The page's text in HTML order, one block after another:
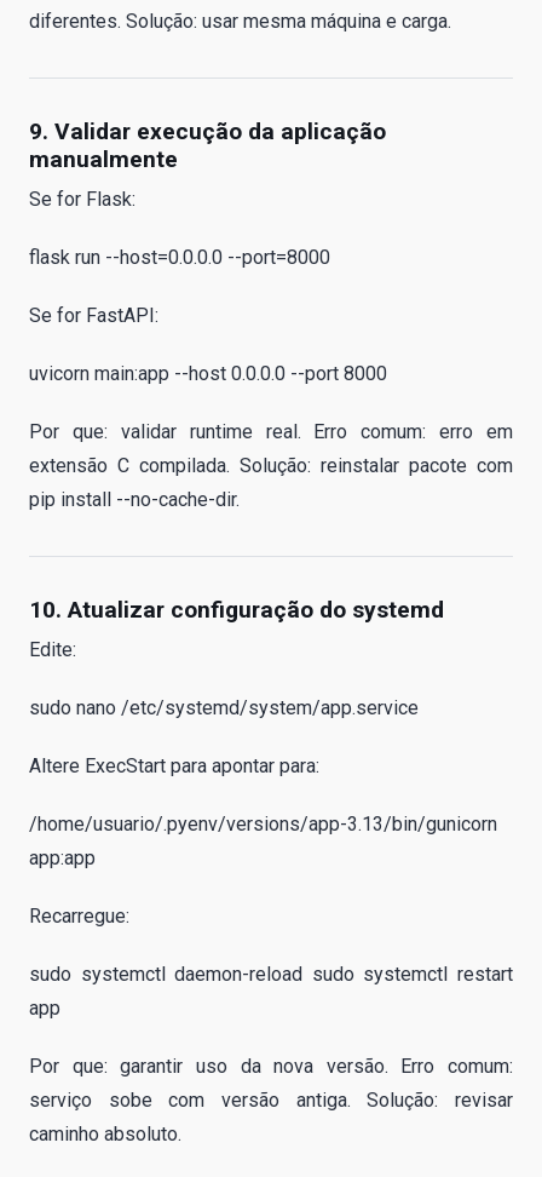
diferentes. Solução: usar mesma máquina e carga.
9. Validar execução da aplicação
manualmente
Se for Flask:
flask run --host=0.0.0.0 --port=8000
Se for FastAPI:
uvicorn main:app --host 0.0.0.0 --port 8000
Por que: validar runtime real. Erro comum: erro em
extensão C compilada. Solução: reinstalar pacote com
pip install --no-cache-dir.
10. Atualizar configuração do systemd
Edite:
sudo nano /etc/systemd/system/app.service
Altere ExecStart para apontar para:
/home/usuario/.pyenv/versions/app-3.13/bin/gunicorn
app:app
Recarregue:
sudo systemctl daemon-reload sudo systemctl restart
app
Por que: garantir uso da nova versão. Erro comum:
serviço sobe com versão antiga. Solução: revisar
caminho absoluto.